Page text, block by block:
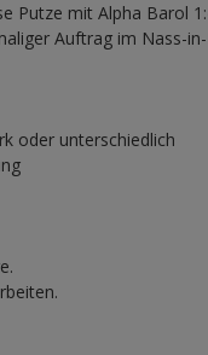
Putze mit Alpha Barol
Auftrag im Nass-
oder unterschiedlich